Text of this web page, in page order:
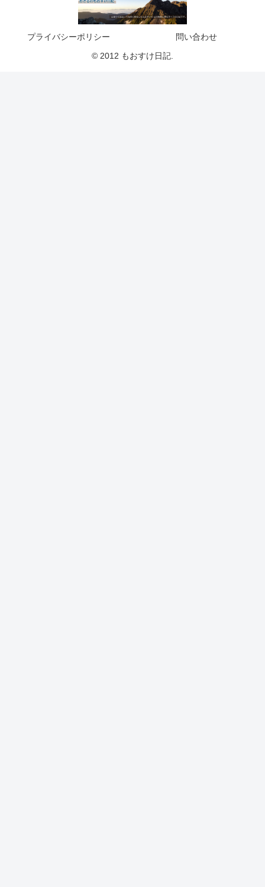
プライバシーポリシー
問い合わせ
© 2012 もおすけ日記.